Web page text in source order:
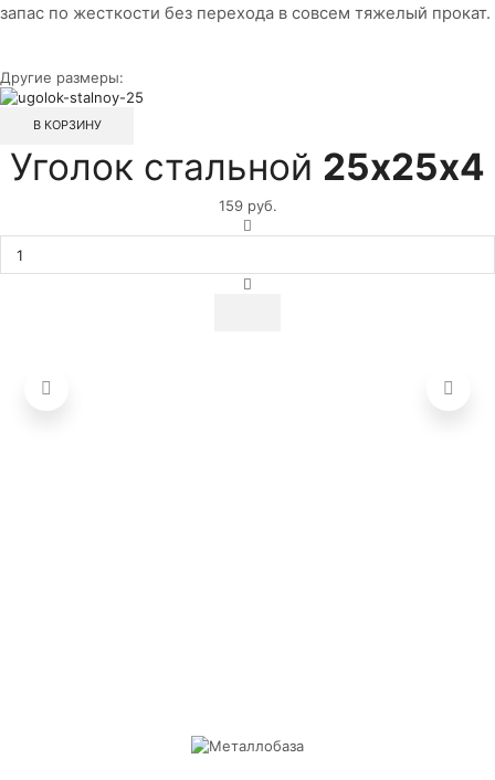
запас по жесткости без перехода в совсем тяжелый прокат.
Другие размеры:
В КОРЗИНУ
Уголок стальной 25х25х4
159 руб.